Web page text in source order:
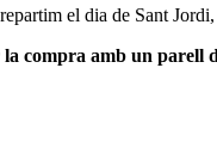
el dia de Sant
compra amb un parell